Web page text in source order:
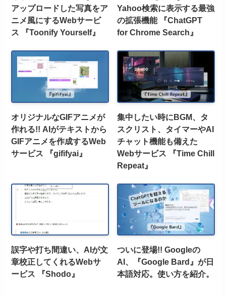
アップロードした写真をア
ニメ風にするWebサービ
ス 『Toonify Yourself』
Yahoo検索に表示する最強
の拡張機能 『ChatGPT
for Chrome Search』
オリジナルなGIFアニメが
作れる!! AIがテキストから
GIFアニメを作成するWeb
サービス 『gififyai』
集中したい時にBGM、タ
スクリスト、タイマーやAI
チャット機能も備えた
Webサービス 『Time Chill
Repeat』
誤字や打ち間違い、AIが文
章校正してくれるWebサ
ービス 『Shodo』
ついに登場!! Googleの
AI、『Google Bard』が日
本語対応。使い方を紹介。